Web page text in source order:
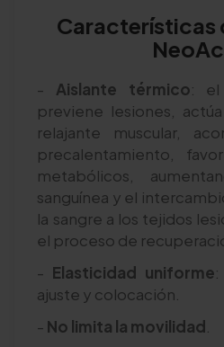
Características
- Aislante térmico: el
previene lesiones,
relajante muscular,
precalentamiento,
metabólicos,
sanguínea y el
la sangre a los tejidos
el proceso de
- Elasticidad uniforme
ajuste y colocación.
- No limita la movilidad